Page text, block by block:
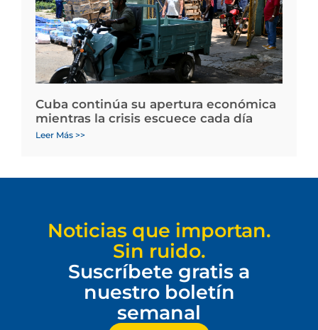
Cuba continúa su apertura económica
mientras la crisis escuece cada día
Leer Más >>
Noticias que importan.
Sin ruido.
Suscríbete gratis a
nuestro boletín
semanal